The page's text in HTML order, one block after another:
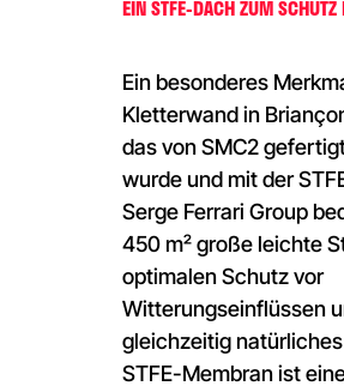
EIN STFE-DACH ZUM SCHUTZ
Ein besonderes
Kletterwand in
das von SMC2
wurde und mit der
Serge Ferrari Group
450 m² große leichte
optimalen Schutz vor
Witterungseinflüssen
gleichzeitig
STFE-Membran ist